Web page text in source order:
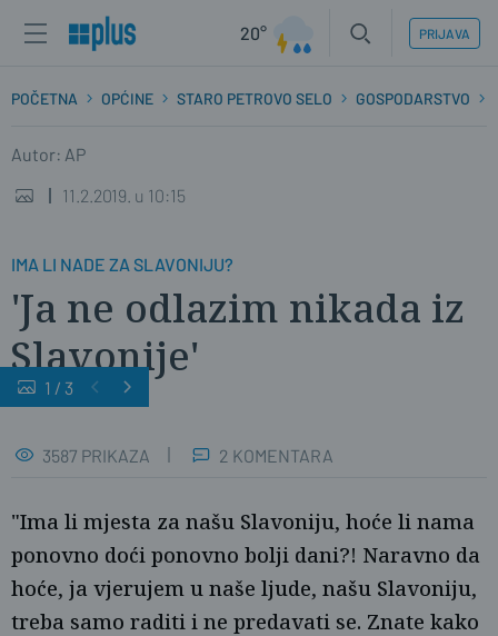
20° PRIJAVA
POČETNA OPĆINE STARO PETROVO SELO GOSPODARSTVO
Autor: AP
11.2.2019. u 10:15
IMA LI NADE ZA SLAVONIJU?
'Ja ne odlazim nikada iz
Slavonije'
1 / 3
3587 PRIKAZA 2 KOMENTARA
"Ima li mjesta za našu Slavoniju, hoće li nama
ponovno doći ponovno bolji dani?! Naravno da
hoće, ja vjerujem u naše ljude, našu Slavoniju,
treba samo raditi i ne predavati se. Znate kako